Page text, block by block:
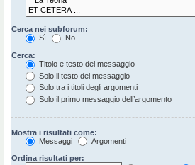
Cerca nei subforum:
Sì
No
Cerca:
Titolo e testo del messaggio
Solo il testo del messaggio
Solo tra i titoli degli argomenti
Solo il primo messaggio dell’argomento
Mostra i risultati come:
Messaggi
Argomenti
Ordina risultati per: